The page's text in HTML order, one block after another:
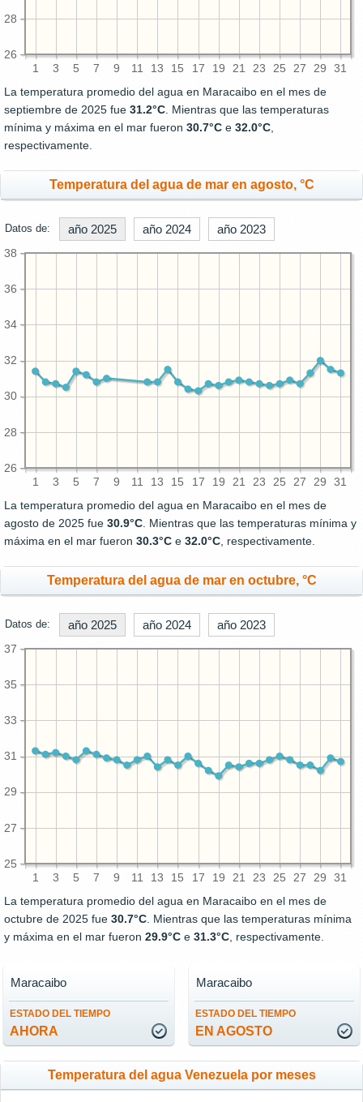
1 3 5 7 9 11 13 15 17 19 21 23 25 27 29 31
26
28
La temperatura promedio del agua en Maracaibo en el mes de
septiembre de 2025 fue 31.2°C. Mientras que las temperaturas
mínima y máxima en el mar fueron 30.7°C e 32.0°C,
respectivamente.
Temperatura del agua de mar en agosto, °C
Datos de: año 2025 año 2024 año 2023
1 3 5 7 9 11 13 15 17 19 21 23 25 27 29 31
26
28
30
32
34
36
38
La temperatura promedio del agua en Maracaibo en el mes de
agosto de 2025 fue 30.9°C. Mientras que las temperaturas mínima y
máxima en el mar fueron 30.3°C e 32.0°C, respectivamente.
Temperatura del agua de mar en octubre, °C
Datos de: año 2025 año 2024 año 2023
1 3 5 7 9 11 13 15 17 19 21 23 25 27 29 31
25
27
29
31
33
35
37
La temperatura promedio del agua en Maracaibo en el mes de
octubre de 2025 fue 30.7°C. Mientras que las temperaturas mínima
y máxima en el mar fueron 29.9°C e 31.3°C, respectivamente.
ESTADO DEL TIEMPO
AHORA
Maracaibo
ESTADO DEL TIEMPO
EN AGOSTO
Maracaibo
Temperatura del agua Venezuela por meses